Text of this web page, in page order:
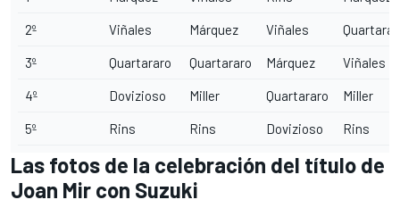
2º Viñales Márquez Viñales
3º Quartararo Quartararo Márquez Viñales
4º Dovizioso Miller Quartararo Miller
5º Rins Rins Dovizioso Rins
Las fotos de la celebración del título de
Joan Mir con Suzuki